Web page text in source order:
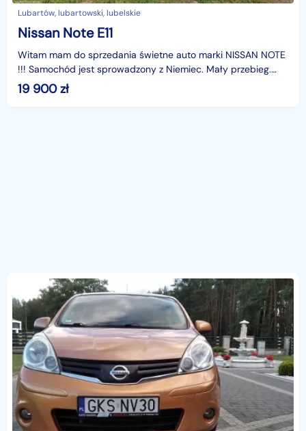
Lubartów, lubartowski, lubelskie
Nissan Note E11
Witam mam do sprzedania świetne auto marki NISSAN NOTE
!!! Samochód jest sprowadzony z Niemiec. Mały przebieg.
Silnik 1.4 benzyna. Wnętrze auta w bardzo dobrym
19 900zł